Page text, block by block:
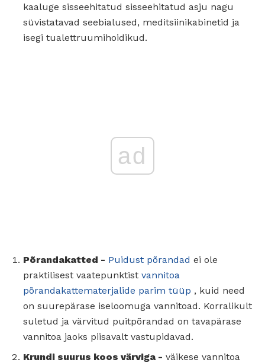
kaaluge sisseehitatud sisseehitatud asju nagu
süvistatavad seebialused, meditsiinikabinetid ja
isegi tualettruumihoidikud.
ad
Põrandakatted - Puidust põrandad ei ole
praktilisest vaatepunktist vannitoa
põrandakattematerjalide parim tüüp , kuid need
on suurepärase iseloomuga vannitoad. Korralikult
suletud ja värvitud puitpõrandad on tavapärase
vannitoa jaoks piisavalt vastupidavad.
Krundi suurus koos värviga - väikese vannitoa